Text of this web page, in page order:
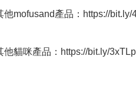
他mofusand產品：https://bit.ly/
他貓咪產品：https://bit.ly/